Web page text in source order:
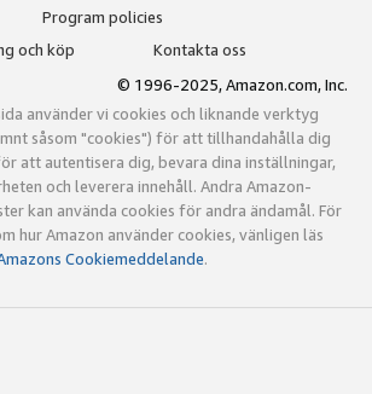
Program policies
och köp
Kontakta oss
© 1996-2025, Amazon.com, Inc.
använder vi cookies och liknande verktyg
såsom "cookies") för att tillhandahålla dig
att autentisera dig, bevara dina inställningar,
och leverera innehåll. Andra Amazon-
kan använda cookies för andra ändamål. För
hur Amazon använder cookies, vänligen läs
Cookiemeddelande.